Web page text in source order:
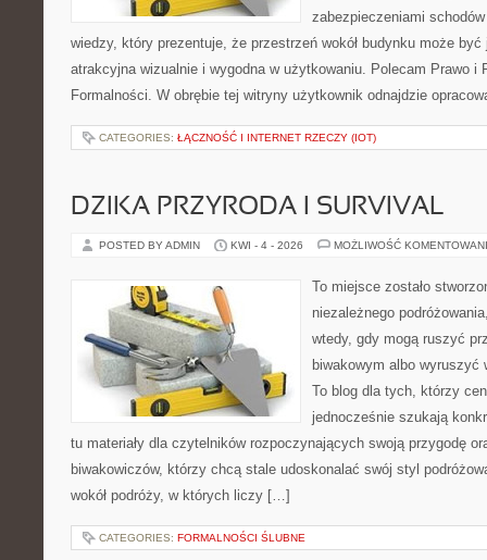
zabezpieczeniami
wiedzy, który prezentuje, że przestrzeń wokół budynku może
atrakcyjna wizualnie i wygodna w użytkowaniu. Polecam Prawo i
Formalności. W obrębie tej witryny użytkownik odnajdzie
CATEGORIES: ŁĄCZNOŚĆ I INTERNET RZECZY (IOT)
DZIKA PRZYRODA I SURVIVAL
POSTED BY ADMIN KWI - 4 - 2026 MOŻLIWOŚĆ
To miejsce zostało
niezależnego
wtedy, gdy mogą ruszyć
biwakowym albo wyruszyć
To blog dla tych, którzy
jednocześnie szukają
tu materiały dla czytelników rozpoczynających swoją przygodę
biwakowiczów, którzy chcą stale udoskonalać swój styl
wokół podróży, w których liczy […]
CATEGORIES: FORMALNOŚCI ŚLUBNE